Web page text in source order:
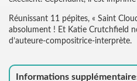
Réunissant 11 pépites, « Saint
absolument ! Et Katie Crutchfield
d’auteure-compositrice-interprète.
Informations